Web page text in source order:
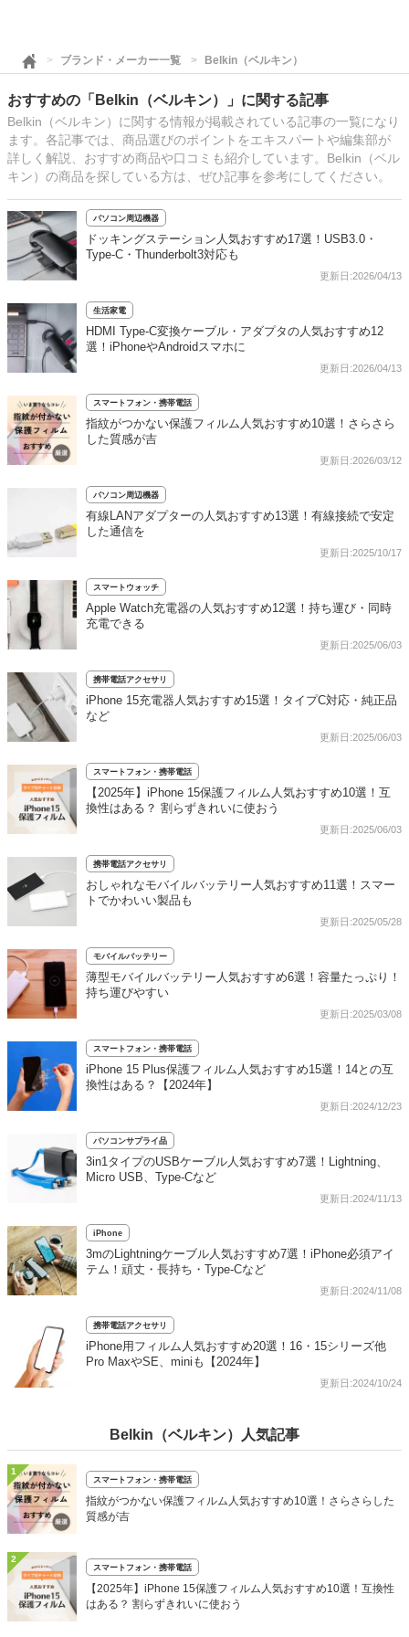
ブランド・メーカー一覧 Belkin（ベルキン）
おすすめの「Belkin（ベルキン）」に関する記事
Belkin（ベルキン）に関する情報が掲載されている記事の一覧になり
ます。各記事では、商品選びのポイントをエキスパートや編集部が
詳しく解説、おすすめ商品や口コミも紹介しています。Belkin（ベル
キン）の商品を探している方は、ぜひ記事を参考にしてください。
パソコン周辺機器
ドッキングステーション人気おすすめ17選！USB3.0・
Type-C・Thunderbolt3対応も
更新日:2026/04/13
生活家電
HDMI Type-C変換ケーブル・アダプタの人気おすすめ12
選！iPhoneやAndroidスマホに
更新日:2026/04/13
スマートフォン・携帯電話
指紋がつかない保護フィルム人気おすすめ10選！さらさら
した質感が吉
更新日:2026/03/12
パソコン周辺機器
有線LANアダプターの人気おすすめ13選！有線接続で安定
した通信を
更新日:2025/10/17
スマートウォッチ
Apple Watch充電器の人気おすすめ12選！持ち運び・同時
充電できる
更新日:2025/06/03
携帯電話アクセサリ
iPhone 15充電器人気おすすめ15選！タイプC対応・純正品
など
更新日:2025/06/03
スマートフォン・携帯電話
【2025年】iPhone 15保護フィルム人気おすすめ10選！互
換性はある？ 割らずきれいに使おう
更新日:2025/06/03
携帯電話アクセサリ
おしゃれなモバイルバッテリー人気おすすめ11選！スマー
トでかわいい製品も
更新日:2025/05/28
モバイルバッテリー
薄型モバイルバッテリー人気おすすめ6選！容量たっぷり！
持ち運びやすい
更新日:2025/03/08
スマートフォン・携帯電話
iPhone 15 Plus保護フィルム人気おすすめ15選！14との互
換性はある？【2024年】
更新日:2024/12/23
パソコンサプライ品
3in1タイプのUSBケーブル人気おすすめ7選！Lightning、
Micro USB、Type-Cなど
更新日:2024/11/13
iPhone
3mのLightningケーブル人気おすすめ7選！iPhone必須アイ
テム！頑丈・長持ち・Type-Cなど
更新日:2024/11/08
携帯電話アクセサリ
iPhone用フィルム人気おすすめ20選！16・15シリーズ他
Pro MaxやSE、miniも【2024年】
更新日:2024/10/24
Belkin（ベルキン）人気記事
1
スマートフォン・携帯電話
指紋がつかない保護フィルム人気おすすめ10選！さらさらした
質感が吉
2
スマートフォン・携帯電話
【2025年】iPhone 15保護フィルム人気おすすめ10選！互換性
はある？ 割らずきれいに使おう